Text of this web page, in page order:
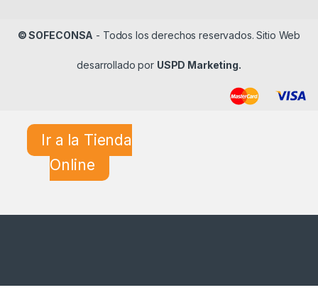
© SOFECONSA - Todos los derechos reservados. Sitio Web
desarrollado por USPD Marketing.
Ir a la Tienda
Online